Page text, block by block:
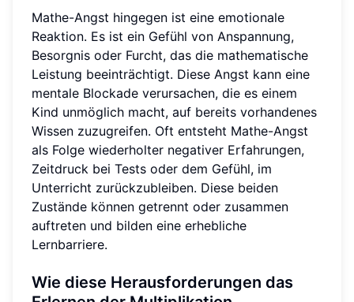
Mathe-Angst hingegen ist eine emotionale
Reaktion. Es ist ein Gefühl von Anspannung,
Besorgnis oder Furcht, das die mathematische
Leistung beeinträchtigt. Diese Angst kann eine
mentale Blockade verursachen, die es einem
Kind unmöglich macht, auf bereits vorhandenes
Wissen zuzugreifen. Oft entsteht Mathe-Angst
als Folge wiederholter negativer Erfahrungen,
Zeitdruck bei Tests oder dem Gefühl, im
Unterricht zurückzubleiben. Diese beiden
Zustände können getrennt oder zusammen
auftreten und bilden eine erhebliche
Lernbarriere.
Wie diese Herausforderungen das